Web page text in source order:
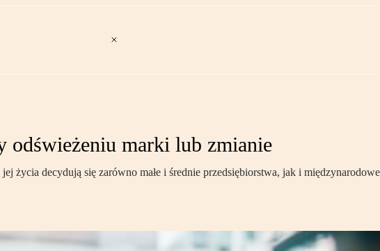
odświeżeniu marki lub zmianie
decydują się zarówno małe i średnie przedsiębiorstwa, jak i